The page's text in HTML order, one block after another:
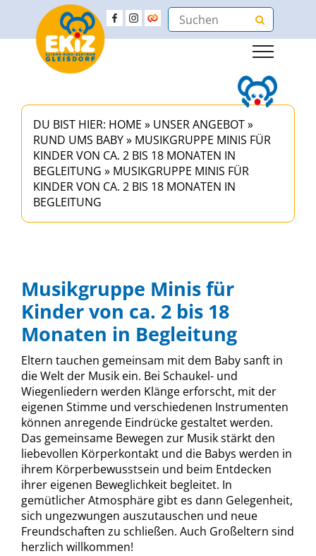
DU BIST HIER: HOME » UNSER ANGEBOT»
RUND UMS BABY» MUSIKGRUPPE MINIS FÜR
KINDER VON CA. 2 BIS 18 MONATEN IN
BEGLEITUNG » MUSIKGRUPPE MINIS FÜR
KINDER VON CA. 2 BIS 18 MONATEN IN
BEGLEITUNG
Musikgruppe Minis für
Kinder von ca. 2 bis 18
Monaten in Begleitung
Eltern tauchen gemeinsam mit dem Baby sanft in
die Welt der Musik ein. Bei Schaukel- und
Wiegenliedern werden Klänge erforscht, mit der
eigenen Stimme und verschiedenen Instrumenten
können anregende Eindrücke gestaltet werden.
Das gemeinsame Bewegen zur Musik stärkt den
liebevollen Körperkontakt und die Babys werden in
ihrem Körperbewusstsein und beim Entdecken
ihrer eigenen Beweglichkeit begleitet. In
gemütlicher Atmosphäre gibt es dann Gelegenheit,
sich ungezwungen auszutauschen und neue
Freundschaften zu schließen. Auch Großeltern sind
herzlich willkommen!